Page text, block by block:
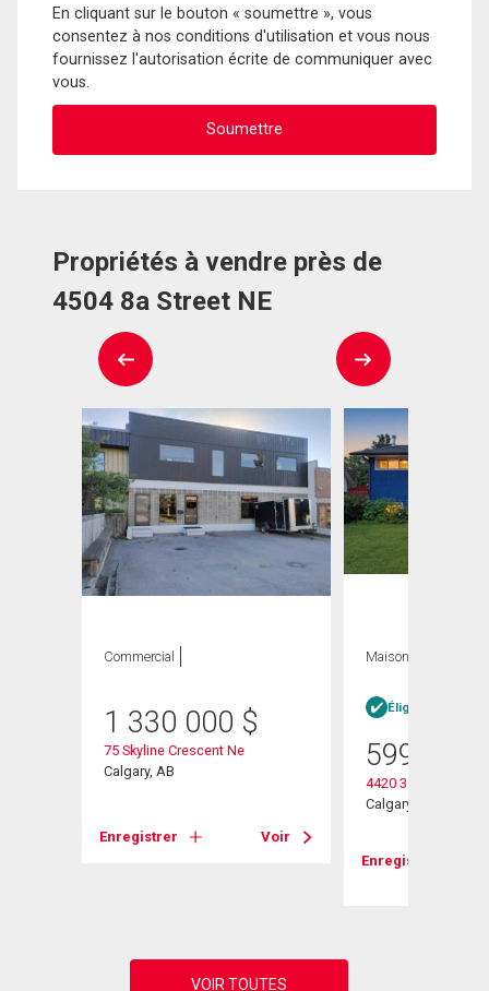
En cliquant sur le bouton « soumettre », vous
consentez à nos conditions d'utilisation et vous nous
fournissez l'autorisation écrite de communiquer avec
vous.
Propriétés à vendre près de
4504 8a Street NE
Commercial
1 330 000 $
75 Skyline Crescent Ne
Calgary, AB
Enregistrer Voir
Maison
Éligible Louer
599 000
4420 3 Street Ne
Calgary, AB
Enregistrer